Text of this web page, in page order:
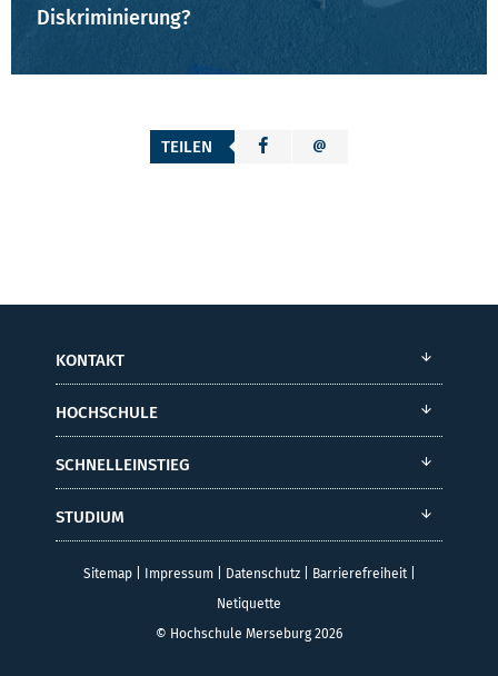
Diskriminierung?
TEILEN
KONTAKT
HOCHSCHULE
SCHNELLEINSTIEG
STUDIUM
Sitemap| Impressum| Datenschutz| Barrierefreiheit|
Netiquette
© Hochschule Merseburg 2026